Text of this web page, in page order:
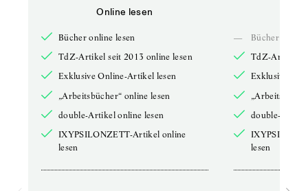
Online lesen
Bücher online lesen
TdZ-Artikel seit 2013 online lesen
Exklusive Online-Artikel lesen
„Arbeitsbücher“ online lesen
double-Artikel online lesen
IXYPSILONZETT-Artikel online
lesen
—
Bücher online
TdZ-Artikel
Exklusive
double-
lesen